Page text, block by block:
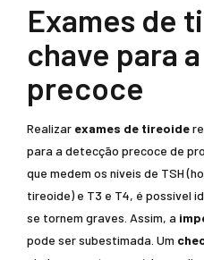
Exames de
chave para
precoce
Realizar exames de tireoide
para a detecção precoce de
que medem os níveis de TSH
tireoide) e T3 e T4, é possível
se tornem graves. Assim, a
pode ser subestimada. Um